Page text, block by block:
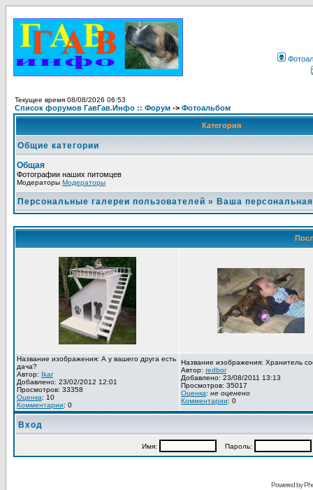
Текущее время 08/08/2026 06:53
Список форумов ГавГав.Инфо :: Форум -> Фотоальбом
Категория
Общие категории
Общая
Фотографии наших питомцев
Модераторы Модераторы
Персональные галереи пользователей » Ваша
Название изображения: А у вашего друга есть
дача?
Автор: Ikar
Добавлено: 23/02/2012 12:01
Просмотров: 33358
Оценка: 10
Комментарии: 0
Название изображения: Хранитель
Автор: redbor
Добавлено: 23/08/2011 13:13
Просмотров: 35017
Оценка: не оценено
Комментарии: 0
Вход
Имя: Пароль:
Powered by